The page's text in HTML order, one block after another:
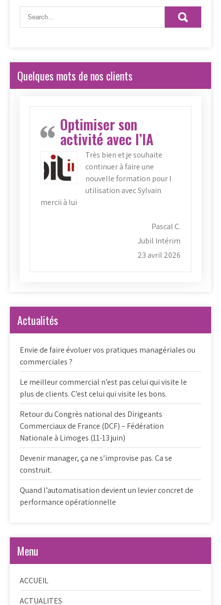
Quelques mots de nos clients
Optimiser son
activité avec l’IA
Très bien et je souhaite
continuer à faire une
nouvelle formation pour l
utilisation avec Sylvain
mercii à lui
Pascal C.
Jubil Intérim
23 avril 2026
Actualités
Envie de faire évoluer vos pratiques managériales ou
commerciales ?
Le meilleur commercial n’est pas celui qui visite le
plus de clients. C’est celui qui visite les bons.
Retour du Congrès national des Dirigeants
Commerciaux de France (DCF) – Fédération
Nationale à Limoges (11-13 juin)
Devenir manager, ça ne s’improvise pas. Ca se
construit.
Quand l’automatisation devient un levier concret de
performance opérationnelle
Menu
ACCUEIL
ACTUALITES